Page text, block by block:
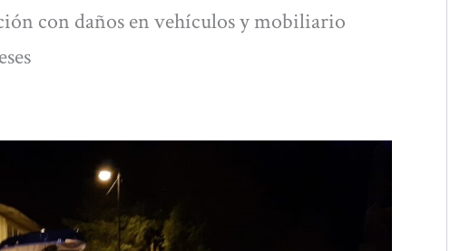
con daños en vehículos y mobiliario